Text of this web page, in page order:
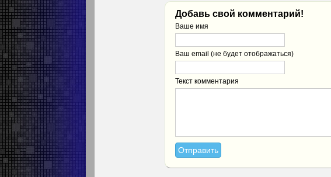
Добавь свой комментарий!
Ваше имя
Ваш email (не будет отображаться)
Текст комментария